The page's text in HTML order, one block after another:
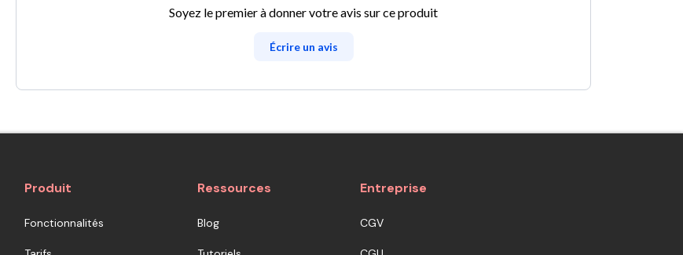
Soyez le premier à donner votre avis sur ce produit
Écrire un avis
Produit
Fonctionnalités
Ressources
Blog
Entreprise
CGV